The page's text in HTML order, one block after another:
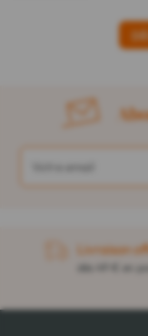
Livraison
dès 49 € en